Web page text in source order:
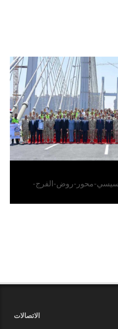
يفتتح محور روض الفرج
تحيا مصر
محور-روض-الفرج-
الاتصالات